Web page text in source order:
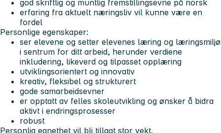
god skriftlig og muntlig fremstillingsevne på norsk
erfaring fra aktuelt næringsliv vil kunne være en
fordel
Personlige egenskaper:
ser elevene og setter elevenes læring og læringsmiljø
i sentrum for ditt arbeid, herunder verdiene
inkludering, likeverd og tilpasset opplæring
utviklingsorientert og innovativ
kreativ, fleksibel og strukturert
gode samarbeidsevner
er opptatt av felles skoleutvikling og ønsker å bidra
aktivt i endringsprosesser
robust
Personlig egnethet vil bli tillagt stor vekt.